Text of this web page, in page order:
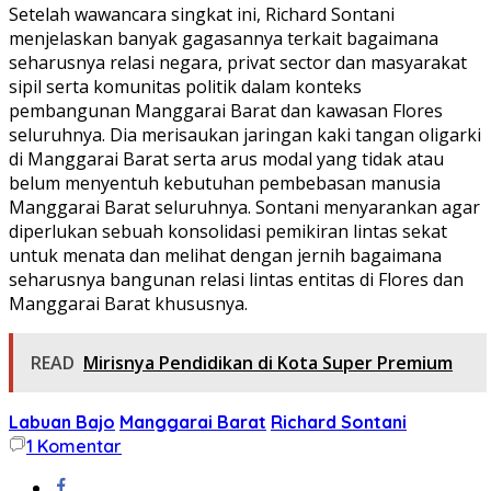
Setelah wawancara singkat ini, Richard Sontani
menjelaskan banyak gagasannya terkait bagaimana
seharusnya relasi negara, privat sector dan masyarakat
sipil serta komunitas politik dalam konteks
pembangunan Manggarai Barat dan kawasan Flores
seluruhnya. Dia merisaukan jaringan kaki tangan oligarki
di Manggarai Barat serta arus modal yang tidak atau
belum menyentuh kebutuhan pembebasan manusia
Manggarai Barat seluruhnya. Sontani menyarankan agar
diperlukan sebuah konsolidasi pemikiran lintas sekat
untuk menata dan melihat dengan jernih bagaimana
seharusnya bangunan relasi lintas entitas di Flores dan
Manggarai Barat khususnya.
READ Mirisnya Pendidikan di Kota Super Premium
Labuan Bajo Manggarai Barat Richard Sontani
1 Komentar